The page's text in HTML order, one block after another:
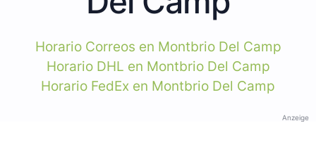
Horario Correos en Montbrio Del Camp
Horario DHL en Montbrio Del Camp
Horario FedEx en Montbrio Del Camp
Anzeige